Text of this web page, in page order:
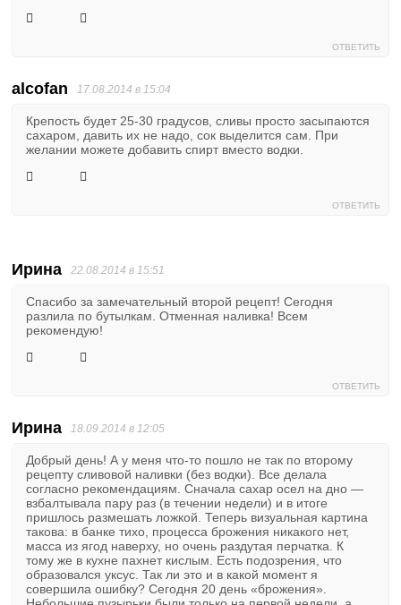
ОТВЕТИТЬ
alcofan 17.08.2014 в 15:04
Крепость будет 25-30 градусов, сливы просто засыпаются
сахаром, давить их не надо, сок выделится сам. При
желании можете добавить спирт вместо водки.
ОТВЕТИТЬ
Ирина 22.08.2014 в 15:51
Спасибо за замечательный второй рецепт! Сегодня
разлила по бутылкам. Отменная наливка! Всем
рекомендую!
ОТВЕТИТЬ
Ирина 18.09.2014 в 12:05
Добрый день! А у меня что-то пошло не так по второму
рецепту сливовой наливки (без водки). Все делала
согласно рекомендациям. Сначала сахар осел на дно —
взбалтывала пару раз (в течении недели) и в итоге
пришлось размешать ложкой. Теперь визуальная картина
такова: в банке тихо, процесса брожения никакого нет,
масса из ягод наверху, но очень раздутая перчатка. К
тому же в кухне пахнет кислым. Есть подозрения, что
образовался уксус. Так ли это и в какой момент я
совершила ошибку? Сегодня 20 день «брожения».